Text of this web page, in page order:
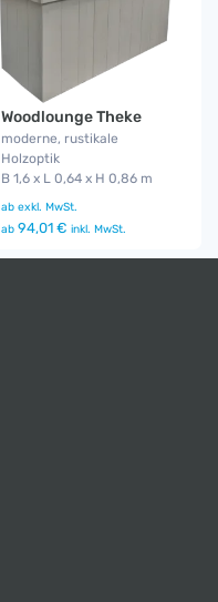
Woodlounge Theke
moderne, rustikale
Holzoptik
B 1,6 x L 0,64 x H 0,86 m
ab exkl. MwSt.
ab 94,01 € inkl. MwSt.